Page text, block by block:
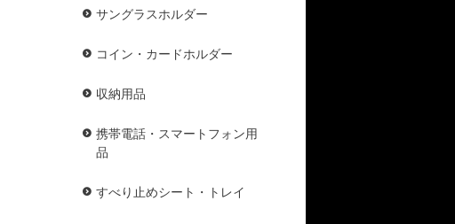
サングラスホルダー
コイン・カードホルダー
収納用品
携帯電話・スマートフォン用
品
すべり止めシート・トレイ